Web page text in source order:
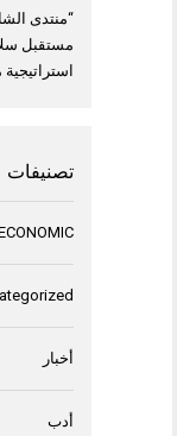
مستقبل
تصنيفات
أخبار
أدب